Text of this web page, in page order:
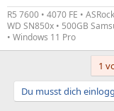
R5 7600 • 4070 FE •
WD SN850x • 500GB
• Windows 11 Pro
1
Du musst dich